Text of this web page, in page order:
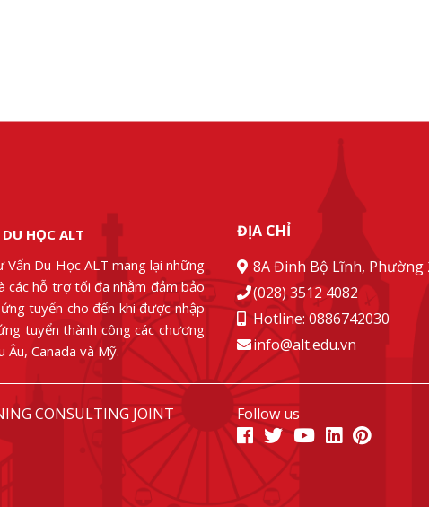
HỌC ALT
Du Học ALT mang lại những
các hỗ trợ tối đa nhằm đảm bảo
tuyển cho đến khi được nhập
tuyển thành công các chương
Canada và Mỹ.
ĐỊA CHỈ
8A Đinh Bộ Lĩnh, Phường
(028) 3512 4082
Hotline: 0886742030
info@alt.edu.vn
CONSULTING JOINT
Follow us